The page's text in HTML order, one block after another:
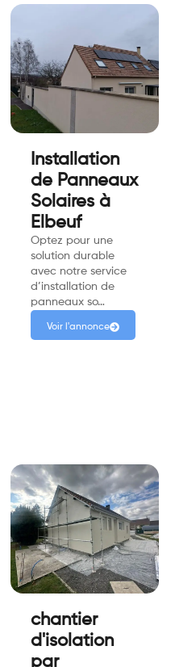
Installation
de Panneaux
Solaires à
Elbeuf
Optez pour une
solution durable
avec notre service
d’installation de
panneaux so…
Voir l'annonce
chantier
d'isolation
par